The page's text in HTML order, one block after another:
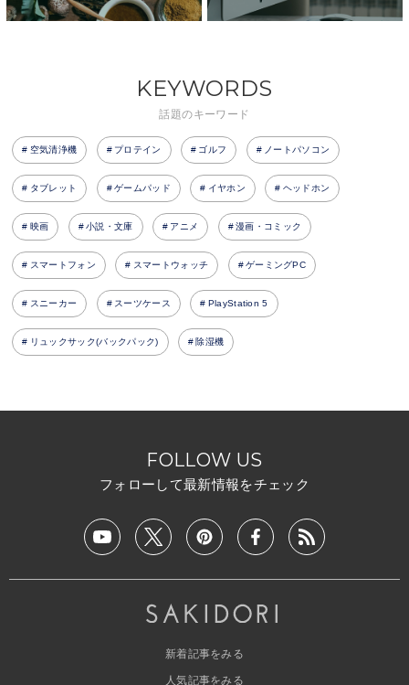
KEYWORDS
話題のキーワード
空気清浄機 プロテイン ゴルフ ノートパソコン
タブレット ゲームパッド イヤホン ヘッドホン
映画 小説・文庫 アニメ 漫画・コミック
スマートフォン スマートウォッチ ゲーミングPC
スニーカー スーツケース PlayStation 5
リュックサック(バックパック) 除湿機
FOLLOW US
フォローして最新情報をチェック
新着記事をみる
人気記事をみる